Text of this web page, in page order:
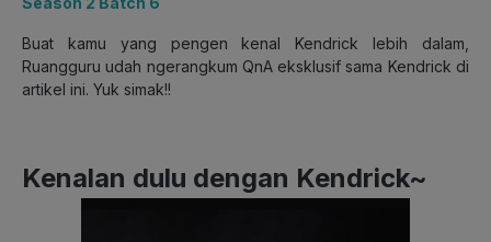
Buat kamu yang pengen kenal Kendrick lebih dalam,
Ruangguru udah ngerangkum QnA eksklusif sama Kendrick di
artikel ini. Yuk simak!!
Kenalan dulu dengan Kendrick~